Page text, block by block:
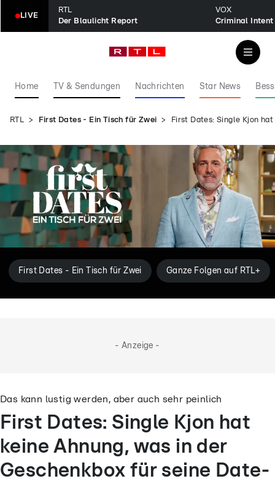
LIVE
RTL
Der Blaulicht Report
VOX
Home TV & Sendungen Nachrichten Star News
RTL First Dates - Ein Tisch für Zwei First Dates: Single Kjon
First Dates - Ein Tisch für Zwei Ganze Folgen auf RTL+
- Anzeige -
Das kann lustig werden, aber auch sehr peinlich
First Dates: Single Kjon hat
keine Ahnung, was in der
Geschenkbox für seine Date-